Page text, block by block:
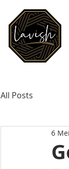
All Posts
6 Mei